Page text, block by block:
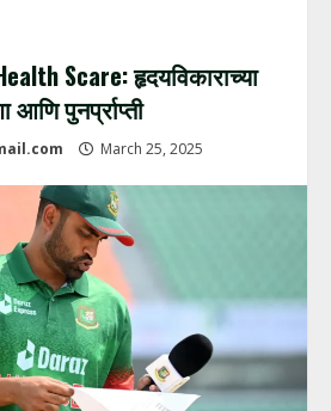
Scare: हृदयविकाराच्या
पुनर्प्राप्ती
March 25, 2025